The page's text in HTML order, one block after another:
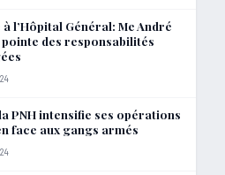
l’Hôpital Général: Me André
des responsabilités
PNH intensifie ses opérations
face aux gangs armés